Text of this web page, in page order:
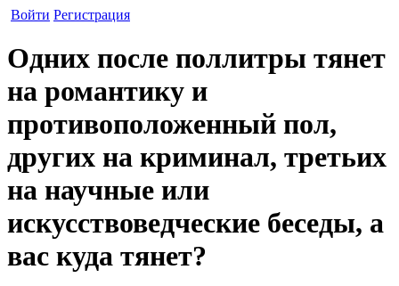
Войти Регистрация
Одних после поллитры тянет
на романтику и
противоположенный пол,
других на криминал, третьих
на научные или
искусствоведческие беседы, а
вас куда тянет?